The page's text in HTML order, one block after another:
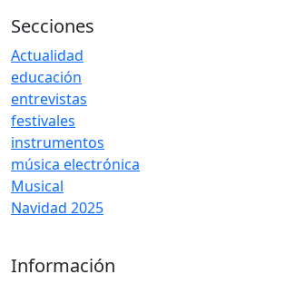
Secciones
Actualidad
educación
entrevistas
festivales
instrumentos
música electrónica
Musical
Navidad 2025
Información